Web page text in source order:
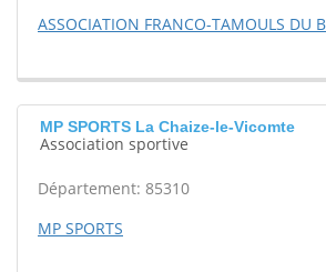
ASSOCIATION FRANCO-TAMOULS DU
MP SPORTS La Chaize-le-Vicomte
Association sportive
Département: 85310
MP SPORTS